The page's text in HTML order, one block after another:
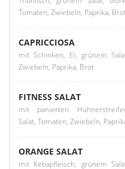
Tomaten, Zwiebeln, Paprika,
CAPRICCIOSA
mit Schinken, Ei, grünem
Zwiebeln, Paprika, Brot
FITNESS SALAT
mit panierten
Salat, Tomaten, Zwiebeln,
ORANGE SALAT
mit Kebapfleisch, grünem